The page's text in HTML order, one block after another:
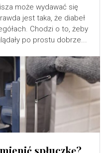
może wydawać się
jest taka, że diabeł
Chodzi o to, żeby
po prostu dobrze...